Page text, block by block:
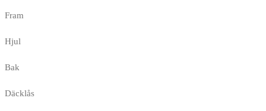
Fram
Hjul
Bak
Däcklås